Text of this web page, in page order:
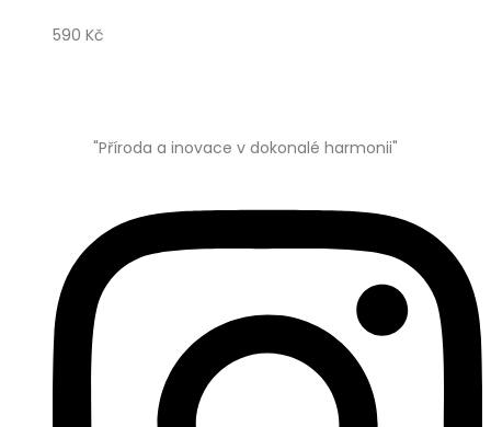
590 Kč
"Příroda a inovace v dokonalé harmonii"